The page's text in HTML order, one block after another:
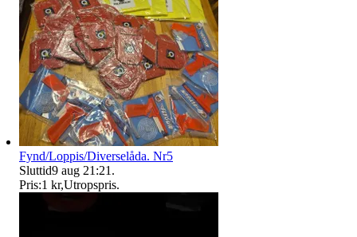
Fynd/Loppis/Diverselåda. Nr5
Sluttid9 aug 21:21 .
Pris:1 kr,Utropspris.